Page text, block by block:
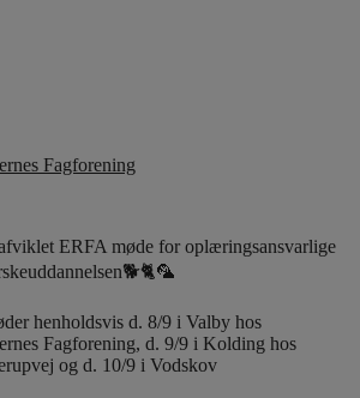
Fagforening
ERFA møde for oplæringsansvarlige
henholdsvis d. 8/9 i Valby hos
Fagforening, d. 9/9 i Kolding hos
og d. 10/9 i Vodskov